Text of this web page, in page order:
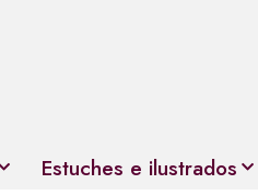
Estuches e ilustrados